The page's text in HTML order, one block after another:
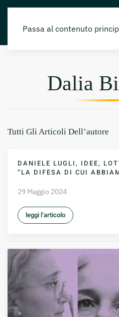
Passa al contenuto
Dalia
Tutti Gli Articoli Dell’autore
DANIELE LUGLI, IDEE,
“LA DIFESA DI CUI
29 Maggio 2024
leggi l’articolo